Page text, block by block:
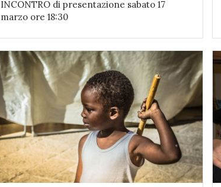
INCONTRO di presentazione sabato 17
marzo ore 18:30